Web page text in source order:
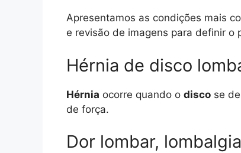
Apresentamos as condições mais
e revisão de imagens para definir o
Hérnia de disco
Hérnia ocorre quando o disco se
de força.
Dor lombar,